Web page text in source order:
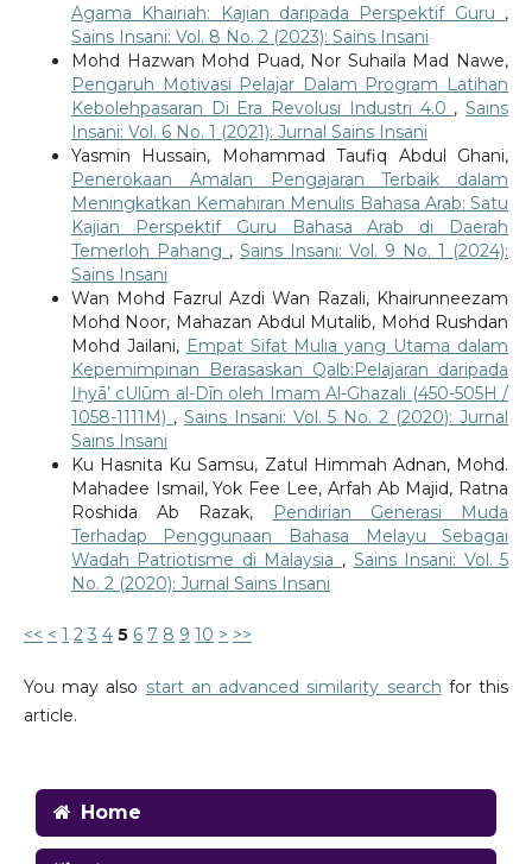
Agama Khairiah: Kajian daripada Perspektif Guru ,
Sains Insani: Vol. 8 No. 2 (2023): Sains Insani
Mohd Hazwan Mohd Puad, Nor Suhaila Mad Nawe,
Pengaruh Motivasi Pelajar Dalam Program Latihan
Kebolehpasaran Di Era Revolusi Industri 4.0 ,Sains
Insani: Vol. 6 No. 1 (2021): Jurnal Sains Insani
Yasmin Hussain, Mohammad Taufiq Abdul Ghani,
Penerokaan Amalan Pengajaran Terbaik dalam
Meningkatkan Kemahiran Menulis Bahasa Arab: Satu
Kajian Perspektif Guru Bahasa Arab di Daerah
Temerloh Pahang , Sains Insani: Vol. 9 No. 1 (2024):
Sains Insani
Wan Mohd Fazrul Azdi Wan Razali, Khairunneezam
Mohd Noor, Mahazan Abdul Mutalib, Mohd Rushdan
Mohd Jailani, Empat Sifat Mulia yang Utama dalam
Kepemimpinan Berasaskan Qalb:Pelajaran daripada
Iḥyā’ cUlūm al-Dīn oleh Imam Al-Ghazali (450-505H /
1058-1111M) , Sains Insani: Vol. 5 No. 2 (2020): Jurnal
Sains Insani
Ku Hasnita Ku Samsu, Zatul Himmah Adnan, Mohd.
Mahadee Ismail, Yok Fee Lee, Arfah Ab Majid, Ratna
Roshida Ab Razak,
Pendirian Generasi Muda
Terhadap Penggunaan Bahasa Melayu Sebagai
Wadah Patriotisme di Malaysia , Sains Insani: Vol. 5
No. 2 (2020): Jurnal Sains Insani
<< < 1 2 3 4 5 6 7 8 9 10 > >>
You may also start an advanced similarity search for this
article.
Home